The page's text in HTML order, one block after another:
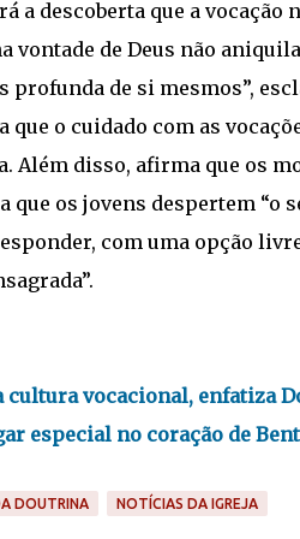
a descoberta que a
vontade de Deus não
profunda de si mesmos”,
que o cuidado com as
Além disso, afirma que os
os jovens despertem “o
com uma opção
vocacional, enfatiza
especial no coração de
DOUTRINA NOTÍCIAS DA IGREJA